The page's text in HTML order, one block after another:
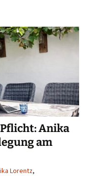
Anika
am
Lorentz,